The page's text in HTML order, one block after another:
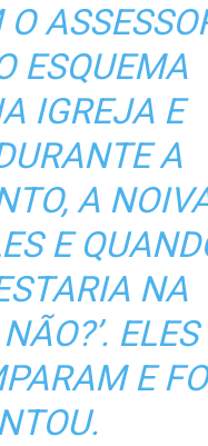
ESQUEMA
IGREJA E
A
A
E
NA
ELES
E